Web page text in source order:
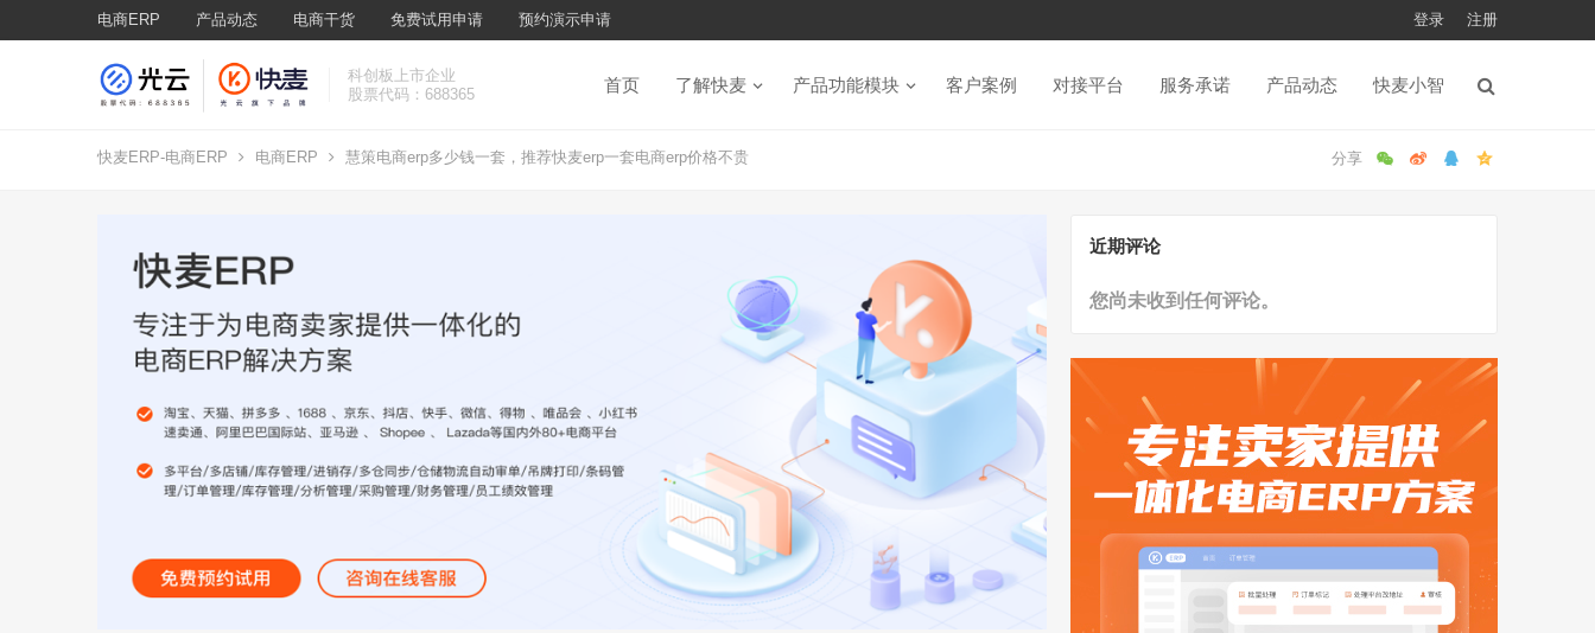
电商ERP 产品动态 电商干货 免费试用申请 预约演示申请 登录 注册
科创板上市企业
股票代码：688365
首页 了解快麦 产品功能模块 客户案例 对接平台 服务承诺 产品动态 快麦小智
快麦ERP-电商ERP 电商ERP 慧策电商erp多少钱一套，推荐快麦erp一套电商erp价格不贵
近期评论
您尚未收到任何评论。